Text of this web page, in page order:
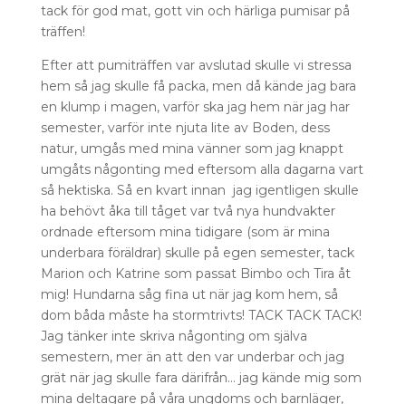
tack för god mat, gott vin och härliga pumisar på
träffen!
Efter att pumiträffen var avslutad skulle vi stressa
hem så jag skulle få packa, men då kände jag bara
en klump i magen, varför ska jag hem när jag har
semester, varför inte njuta lite av Boden, dess
natur, umgås med mina vänner som jag knappt
umgåts någonting med eftersom alla dagarna vart
så hektiska. Så en kvart innan jag igentligen skulle
ha behövt åka till tåget var två nya hundvakter
ordnade eftersom mina tidigare (som är mina
underbara föräldrar) skulle på egen semester, tack
Marion och Katrine som passat Bimbo och Tira åt
mig! Hundarna såg fina ut när jag kom hem, så
dom båda måste ha stormtrivts! TACK TACK TACK!
Jag tänker inte skriva någonting om själva
semestern, mer än att den var underbar och jag
grät när jag skulle fara därifrån… jag kände mig som
mina deltagare på våra ungdoms och barnläger,